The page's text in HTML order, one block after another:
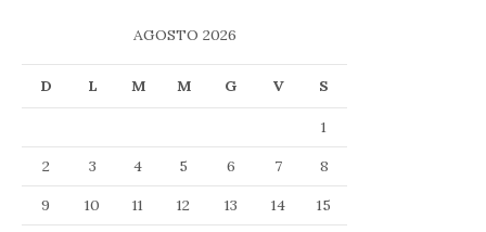
AGOSTO 2026
D L M M G V S
1
2
3 4 5 6 7
8
9
10 11 12 13 14
15